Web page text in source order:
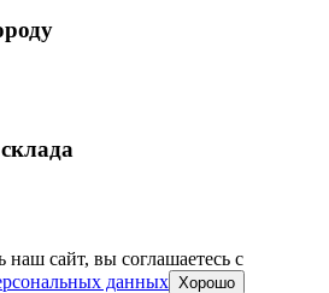
наш сайт, вы соглашаетесь c
данных Хорошо